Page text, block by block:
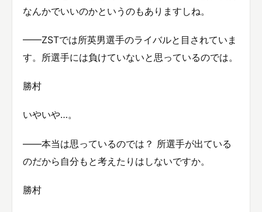
なんかでいいのかというのもありますしね。
——ZSTでは所英男選手のライバルと目されていま
す。所選手には負けていないと思っているのでは。
勝村
いやいや…。
——本当は思っているのでは？ 所選手が出ている
のだから自分もと考えたりはしないですか。
勝村